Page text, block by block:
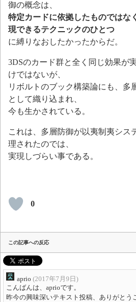
御の概念は、
特定カードに依拠したものではな
現できるテクニックのひとつ
に縛りなおしたかったからだ。
3DSのカード群と全く同じ効果が
けではないが、
リボルトのブック構築論にも、多
として織り込まれ、
今も生かされている。
これは、多層防御が以夷制夷シス
理されたのでは、
実現しづらい事である。
0
この記事への反応
aprio (2017年7月9日)
こんばんは、aprioです。
昨今の興味深いテキスト投稿、ありがとう